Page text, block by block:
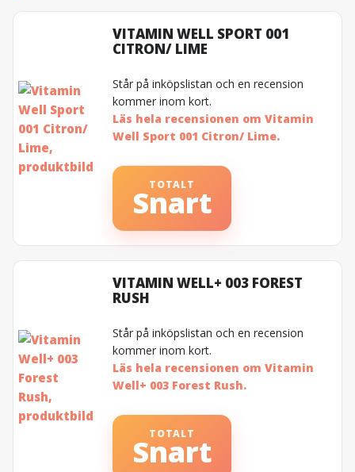
VITAMIN WELL SPORT 001
CITRON/ LIME
Står på inköpslistan och en recension
kommer inom kort.
Läs hela recensionen om Vitamin
Well Sport 001 Citron/ Lime.
TOTALT
Snart
VITAMIN WELL+ 003 FOREST
RUSH
Står på inköpslistan och en recension
kommer inom kort.
Läs hela recensionen om Vitamin
Well+ 003 Forest Rush.
TOTALT
Snart